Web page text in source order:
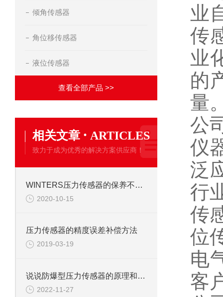
业
传
业
的
量
公
仪
泛
行
传
位
电
客
倾角传感器
角位移传感器
液位传感器
查看全部产品 >>
相关文章 · ARTICLES
致力于成为优秀的解决方案供应商！
WINTERS压力传感器的保养不是简单的擦拭
2020-10-15
压力传感器的精度误差补偿方法
2019-03-19
说说防爆型压力传感器的原理和安装
2022-11-27